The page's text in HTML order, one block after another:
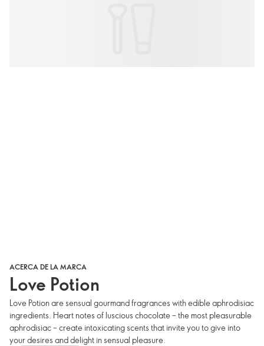
ACERCA DE LA MARCA
Love Potion
Love Potion are sensual gourmand fragrances with edible aphrodisiac
ingredients. Heart notes of luscious chocolate – the most pleasurable
aphrodisiac – create intoxicating scents that invite you to give into
your desires and delight in sensual pleasure.